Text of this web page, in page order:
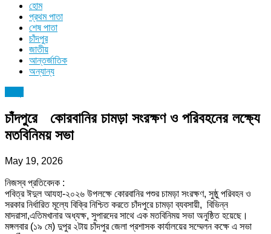
হোম
প্রথম পাতা
শেষ পাতা
চাঁদপুর
জাতীয়
আন্তর্জাতিক
অন্যান্য
চাঁদপুরে কোরবানির চামড়া সংরক্ষণ ও পরিবহনের লক্ষ্যে
মতবিনিময় সভা
May 19, 2026
নিজস্ব প্রতিবেদক :
পবিত্র ঈদুল আযহা-২০২৬ উপলক্ষে কোরবানির পশুর চামড়া সংরক্ষণ, সুষ্ঠু পরিবহন ও
সরকার নির্ধারিত মূল্যে বিক্রি নিশ্চিত করতে চাঁদপুরে চামড়া ব্যবসায়ী, বিভিন্ন
মাদরাসা,এতিমখানার অধ্যক্ষ, সুপারদের সাথে এক মতবিনিময় সভা অনুষ্ঠিত হয়েছে।
মঙ্গলবার (১৯ মে) দুপুর ২টায় চাঁদপুর জেলা প্রশাসক কার্যালয়ের সম্মেলন কক্ষে এ সভা